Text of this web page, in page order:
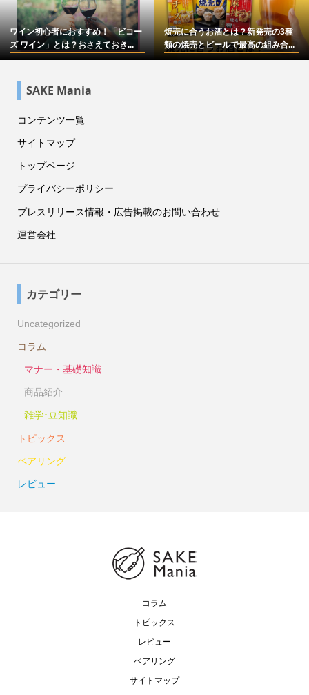
ワイン初心者におすすめ！「ビコー
ズ ワイン」とは？おさえておき...
焼売に合うお酒とは？新発売の3種
類の焼売とビールで最高の組み合...
SAKE Mania
コンテンツ一覧
サイトマップ
トップページ
プライバシーポリシー
プレスリリース情報・広告掲載のお問い合わせ
運営会社
カテゴリー
Uncategorized
コラム
マナー・基礎知識
商品紹介
雑学･豆知識
トピックス
ペアリング
レビュー
コラム
トピックス
レビュー
ペアリング
サイトマップ